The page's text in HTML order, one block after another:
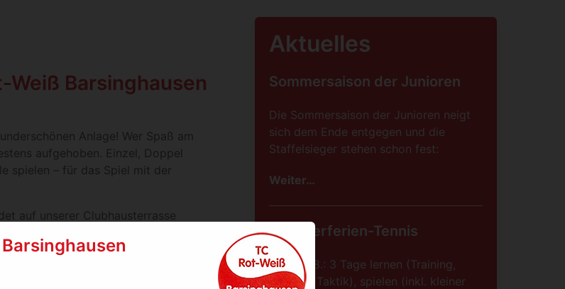
Weiß Barsinghausen
Anlage! Wer Spaß am
aufgehoben. Einzel, Doppel
spielen – für das Spiel mit der
auf unserer Clubhausterrasse
darauf, Sie dort mit einem
Terrasse
Aktuelles
Sommersaison der Junioren
Die Sommersaison der Junioren neigt
sich dem Ende entgegen und die
Staffelsieger stehen schon fest:
Weiter…
Sommerferien-Tennis
08.-10.08.: 3 Tage lernen (Training,
Technik, Taktik), spielen (inkl. kleiner